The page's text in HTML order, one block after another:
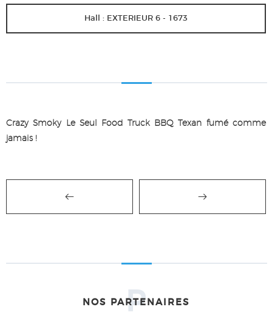
Hall : EXTERIEUR 6 - 1673
Crazy Smoky Le Seul Food Truck BBQ Texan fumé comme
jamais !
NOS PARTENAIRES
P